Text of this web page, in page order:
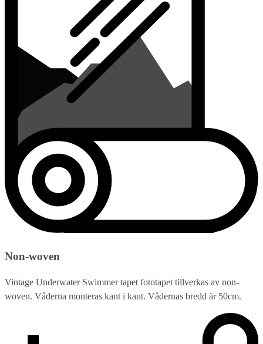
Non-woven
Vintage Underwater Swimmer tapet fototapet tillverkas av non-
woven. Våderna monteras kant i kant. Vådernas bredd är 50cm.